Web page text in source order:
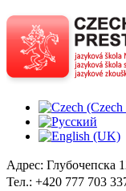
Адрес: Глубочепска
Тел.: +420 777 703